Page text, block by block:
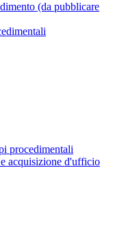
(da pubblicare
procedimentali
acquisizione d'ufficio